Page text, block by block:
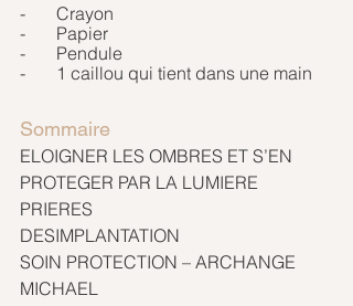
-       Crayon
-       Papier
-       Pendule
-       1 caillou qui tient dans une main
Sommaire
ELOIGNER LES OMBRES ET S’EN
PROTEGER PAR LA LUMIERE
PRIERES
DESIMPLANTATION
SOIN PROTECTION – ARCHANGE
MICHAEL